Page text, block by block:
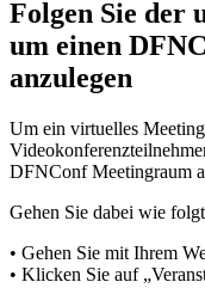
Folgen Sie der
um einen
anzulegen
Um ein virtuelles
DFNConf Meetingraum
Gehen Sie dabei wie
• Gehen Sie mit Ihrem
• Klicken Sie auf